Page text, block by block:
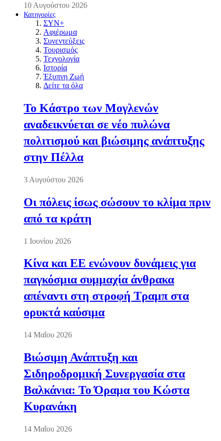
10 Αυγούστου 2026
Κατηγορίες
ΣΥΝ+
Αφιέρωμα
Συνεντεύξεις
Τουρισμός
Τεχνολογία
Ιστορία
Έξυπνη Ζωή
Δείτε τα όλα
Το Κάστρο των Μογλενών
αναδεικνύεται σε νέο πυλώνα
πολιτισμού και βιώσιμης ανάπτυξης
στην Πέλλα
3 Αυγούστου 2026
Οι πόλεις ίσως σώσουν το κλίμα πριν
από τα κράτη
1 Ιουνίου 2026
Κίνα και ΕΕ ενώνουν δυνάμεις για
παγκόσμια συμμαχία άνθρακα
απέναντι στη στροφή Τραμπ στα
ορυκτά καύσιμα
14 Μαΐου 2026
Βιώσιμη Ανάπτυξη και
Σιδηροδρομική Συνεργασία στα
Βαλκάνια: Το Όραμα του Κώστα
Κυρανάκη
14 Μαΐου 2026